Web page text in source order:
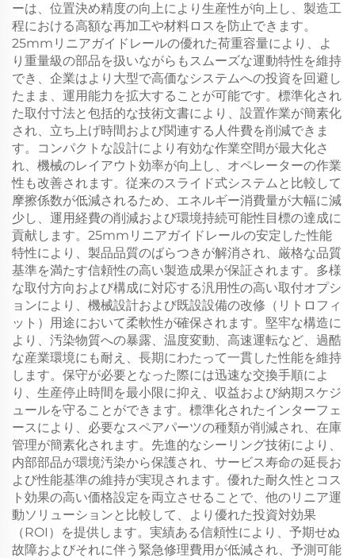
ーは、位置決め精度の向上により生産性が向上し、製造工
程における高額な再加工や材料ロスを防止できます。
25mmリニアガイドレールの優れた荷重容量により、よ
り重量級の部品を扱いながらもスムーズな運動特性を維持
でき、企業はより大型で高価なシステムへの投資を回避し
たまま、運用能力を拡大することが可能です。標準化され
た取付寸法と包括的な技術文書により、設置作業が簡素化
され、立ち上げ時間および関連する人件費を削減できま
す。コンパクトな設計により有効な作業空間が最大化さ
れ、機械のレイアウト効率が向上し、オペレーターの作業
性も改善されます。従来のスライド式システムと比較して
摩擦係数が低減されるため、エネルギー消費量が大幅に減
少し、運用経費の削減および環境持続可能性目標の達成に
貢献します。25mmリニアガイドレールの安定した性能
特性により、製品品質のばらつきが解消され、厳格な品質
基準を満たす信頼性の高い製造成果が保証されます。多様
な取付方向および構成に対応する汎用性の高い取付オプシ
ョンにより、機械設計および既設設備の改修（リトロフィ
ット）用途において柔軟性が確保されます。堅牢な構造に
より、汚染物質への暴露、温度変動、高速運転など、過酷
な産業環境にも耐え、長期にわたって一貫した性能を維持
します。保守が必要となった際には迅速な交換手順によ
り、生産停止時間を最小限に抑え、収益および納期スケジ
ュールを守ることができます。標準化されたインターフェ
ースにより、必要なスペアパーツの種類が削減され、在庫
管理が簡素化されます。先進的なシーリング技術により、
内部部品が環境汚染から保護され、サービス寿命の延長お
よび性能基準の維持が実現されます。優れた耐久性とコス
ト効果の高い価格設定を両立させることで、他のリニア運
動ソリューションと比較して、より優れた投資対効果
（ROI）を提供します。実績ある信頼性により、予期せぬ
故障およびそれに伴う緊急修理費用が低減され、予測可能